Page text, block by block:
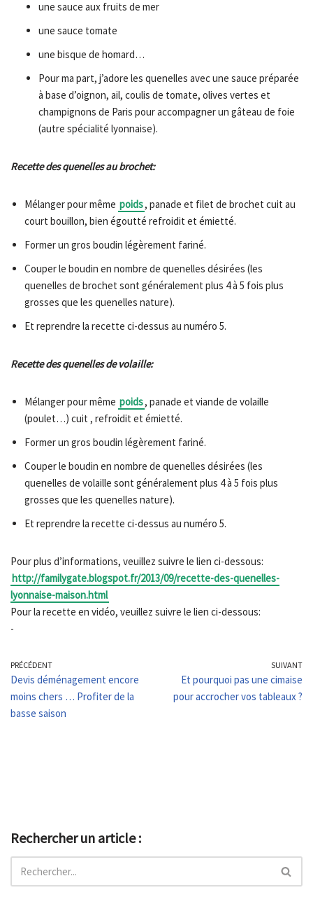
une sauce aux fruits de mer
une sauce tomate
une bisque de homard…
Pour ma part, j’adore les quenelles avec une sauce préparée
à base d’oignon, ail, coulis de tomate, olives vertes et
champignons de Paris pour accompagner un gâteau de foie
(autre spécialité lyonnaise).
Recette des quenelles au brochet:
Mélanger pour même poids, panade et filet de brochet cuit au
court bouillon, bien égoutté refroidit et émietté.
Former un gros boudin légèrement fariné.
Couper le boudin en nombre de quenelles désirées (les
quenelles de brochet sont généralement plus 4 à 5 fois plus
grosses que les quenelles nature).
Et reprendre la recette ci-dessus au numéro 5.
Recette des quenelles de volaille:
Mélanger pour même poids, panade et viande de volaille
(poulet…) cuit , refroidit et émietté.
Former un gros boudin légèrement fariné.
Couper le boudin en nombre de quenelles désirées (les
quenelles de volaille sont généralement plus 4 à 5 fois plus
grosses que les quenelles nature).
Et reprendre la recette ci-dessus au numéro 5.
Pour plus d’informations, veuillez suivre le lien ci-dessous:
http://familygate.blogspot.fr/2013/09/recette-des-quenelles-
lyonnaise-maison.html
Pour la recette en vidéo, veuillez suivre le lien ci-dessous:
-
PRÉCÉDENT
Devis déménagement encore
moins chers … Profiter de la
basse saison
SUIVANT
Et pourquoi pas une cimaise
pour accrocher vos tableaux ?
Rechercher un article :